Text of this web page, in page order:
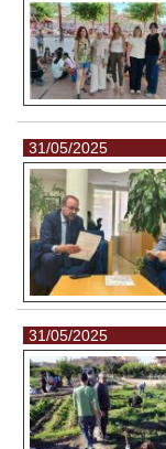
31/05/2025
31/05/2025